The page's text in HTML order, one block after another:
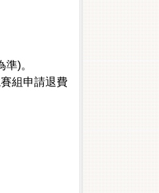
)。
組申請退費